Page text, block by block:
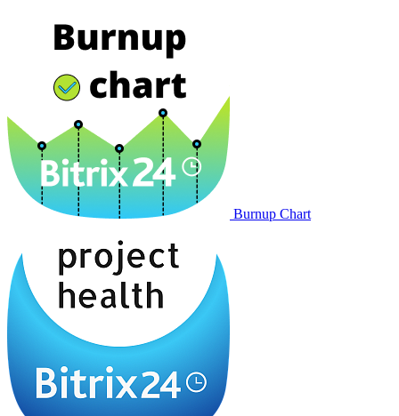
Burnup Chart